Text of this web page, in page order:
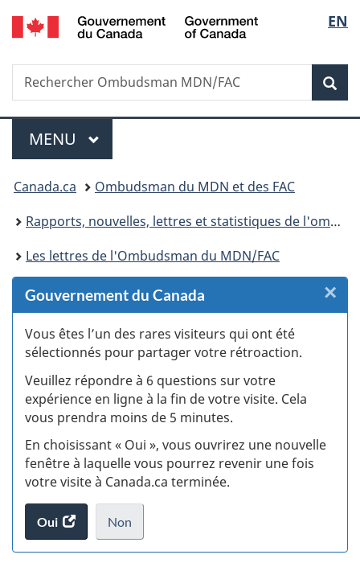
Passer
au
des
Invitations
Passer
au
principal
Passer
à
Au
sujet
du
Passer
à
version
HTML
simplifiée
de
la
EN
Recherche
Rechercher
Ombudsman
Menu
MENU PRINCIPAL
Vous
êtes
ici :
Canada.ca
Ombudsman du MDN et des FAC
Rapports, nouvelles, lettres et statistiques de l'ombudsman du MDN/FAC
Les lettres de l'Ombudsman du MDN/FAC
Gouvernement du Canada
Vous êtes l’un des rares visiteurs qui ont été
sélectionnés pour partager votre rétroaction.
Veuillez répondre à 6 questions sur votre
expérience en ligne à la fin de votre visite. Cela
vous prendra moins de 5 minutes.
En choisissant « Oui », vous ouvrirez une nouvelle
fenêtre à laquelle vous pourrez revenir une fois
votre visite à Canada.ca terminée.
Oui
accéder
au
Non
je
.
×